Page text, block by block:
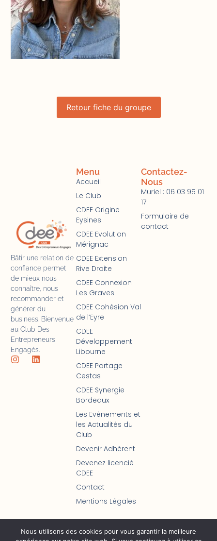
Retour fiche du groupe
Bâtir une relation de
confiance permet
de mieux nous
connaître, nous
recommander et
générer du
business. Bienvenue
au Club Des
Entrepreneurs
Engagés.
Menu
Accueil
Le Club
CDEE Origine
Eysines
CDEE Evolution
Mérignac
CDEE Extension
Rive Droite
CDEE Connexion
Les Graves
CDEE Cohésion Val
de l’Eyre
CDEE
Développement
Libourne
CDEE Partage
Cestas
CDEE Synergie
Bordeaux
Les Evènements et
les Actualités du
Club
Devenir Adhérent
Devenez licencié
CDEE
Contact
Mentions Légales
Contactez-
Nous
Muriel : 06 03 95 01
17
Formulaire de
contact
Nous utilisons des cookies pour vous garantir la meilleure